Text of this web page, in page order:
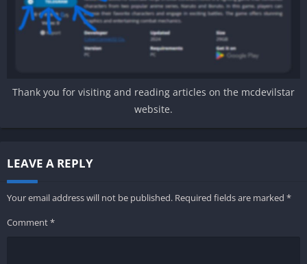
Thank you for visiting and reading articles on the mcdevilstar
website.
LEAVE A REPLY
Your email address will not be published. Required fields are marked *
Comment*